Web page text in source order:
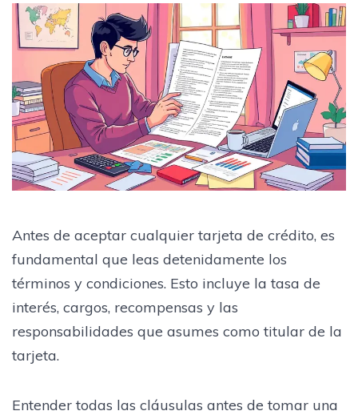
Antes de aceptar cualquier tarjeta de crédito, es
fundamental que leas detenidamente los
términos y condiciones. Esto incluye la tasa de
interés, cargos, recompensas y las
responsabilidades que asumes como titular de la
tarjeta.
Entender todas las cláusulas antes de tomar una